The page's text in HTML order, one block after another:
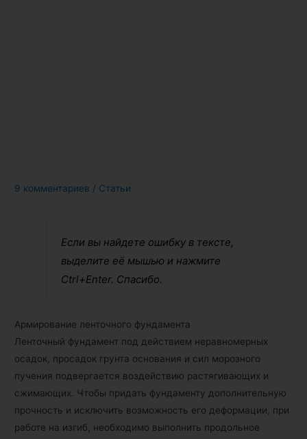
9 комментариев / Статьи
Если вы найдете ошибку в тексте,
выделите её мышью и нажмите
Ctrl+Enter. Спасибо.
Армирование ленточного фундамента
Ленточный фундамент под действием неравномерных
осадок, просадок грунта основания и сил морозного
пучения подвергается воздействию растягивающих и
сжимающих. Чтобы придать фундаменту дополнительную
прочность и исключить возможность его деформации, при
работе на изгиб, необходимо выполнить продольное